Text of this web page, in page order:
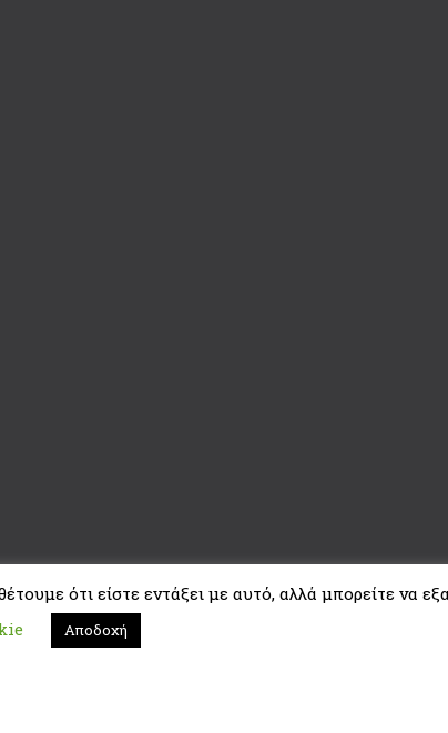
ότι είστε εντάξει με αυτό, αλλά μπορείτε να
Αποδοχή